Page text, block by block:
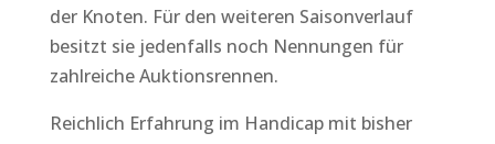
der Knoten. Für den weiteren Saisonverlauf
besitzt sie jedenfalls noch Nennungen für
zahlreiche Auktionsrennen.
Reichlich Erfahrung im Handicap mit bisher